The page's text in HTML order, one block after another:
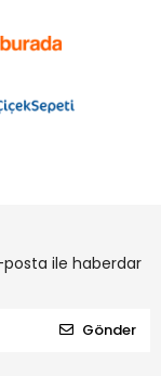
ile haberdar
Gönder